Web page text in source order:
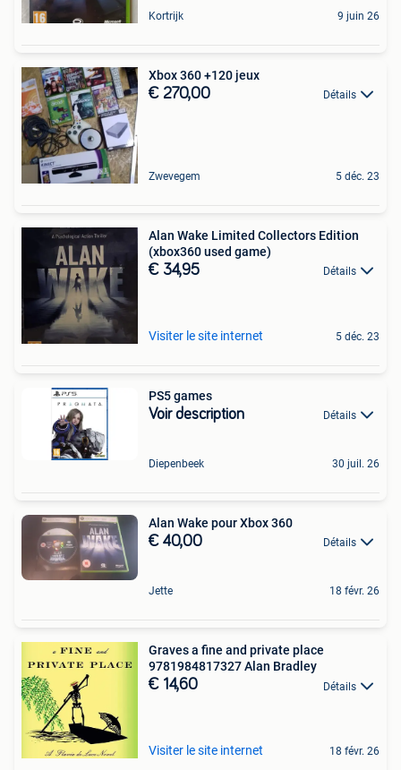
Kortrijk 9 juin 26
Xbox 360 +120 jeux
€ 270,00 Détails
Zwevegem 5 déc. 23
Alan Wake Limited Collectors Edition
(xbox360 used game)
€ 34,95 Détails
Visiter le site internet 5 déc. 23
PS5 games
Voir description Détails
Diepenbeek 30 juil. 26
Alan Wake pour Xbox 360
€ 40,00 Détails
Jette 18 févr. 26
Graves a fine and private place
9781984817327 Alan Bradley
€ 14,60 Détails
Visiter le site internet 18 févr. 26